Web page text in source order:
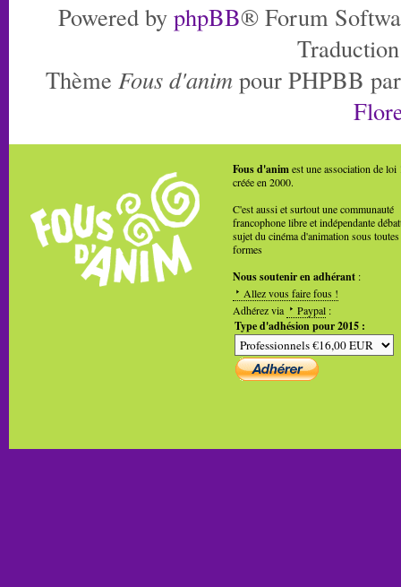
Powered by phpBB® Forum
Thème Fous d'anim pour PHPBB
Fous d'animest une association de loi
créée en 2000.
C'est aussi et surtout une communauté
francophone libre et indépendante
sujet du cinéma d'animation sous toutes
formes
Nous soutenir en adhérant :
Allez vous faire fous !
Adhérez via
Paypal :
Type d'adhésion pour 2015 :